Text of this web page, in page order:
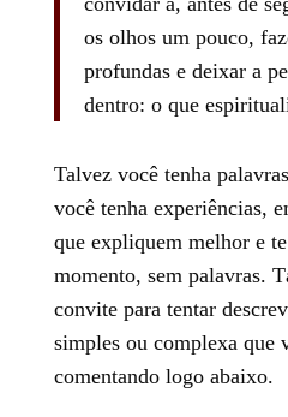
os olhos um pouco,
profundas e deixar a
dentro: o que
Talvez você tenha
você tenha experiências,
que expliquem melhor e
momento, sem palavras.
convite para tentar
simples ou complexa que
comentando logo abaixo.